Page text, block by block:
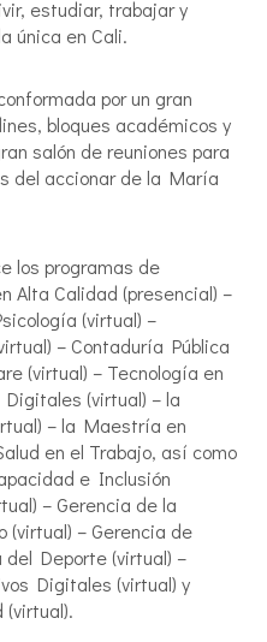
estudiar, trabajar y
única en Cali.
por un gran
bloques académicos y
salón de reuniones para
del accionar de la María
los programas de
Alta Calidad (presencial) –
(virtual) –
– Contaduría Pública
(virtual) – Tecnología en
(virtual) – la
– la Maestría en
en el Trabajo, así como
e Inclusión
– Gerencia de la
(virtual) – Gerencia de
Deporte (virtual) –
Digitales (virtual) y
(virtual).